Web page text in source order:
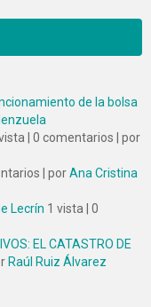
de la bolsa
0 comentarios
por
porAna Cristina
Lecrín 1 vista 0
EL CATASTRO DE
Raúl Ruiz Álvarez